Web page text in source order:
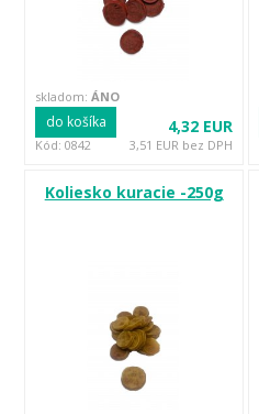
Kód: 0842
skladom: ÁNO
4,32 EUR
3,51 EUR bez DPH
do košíka
Koliesko kuracie -250g